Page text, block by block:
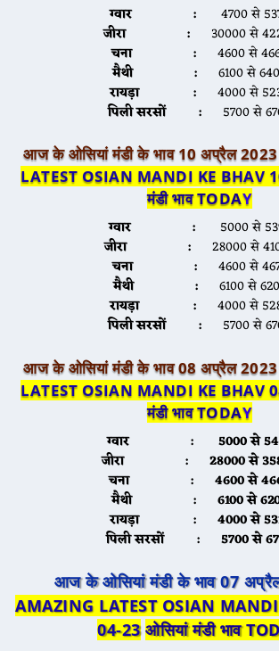
ग्वार :
4700 से
जीरा :
30000 से
चना : 4600 से
मैथी :
6100 से
रायड़ा :
4000 से
पिली सरसों : 5700 से
आज के ओसियां मंडी के भाव 10 अप्रैल
LATEST OSIAN MANDI KE BHAV
मंडी भाव TODAY
ग्वार :
5000 से
जीरा :
28000 से
चना : 4600 से
मैथी :
6100 से
रायड़ा :
4000 से
पिली सरसों : 5700 से
आज के ओसियां मंडी के भाव 08 अप्रैल
LATEST OSIAN MANDI KE BHAV
मंडी भाव TODAY
ग्वार :
5000 से
जीरा :
28000 से
चना : 4600 से
मैथी :
6100 से
रायड़ा :
4000 से
पिली सरसों : 5700 से
आज के ओसियां मंडी के भाव 07
AMAZING LATEST OSIAN
04-23 ओसियां मंडी भाव